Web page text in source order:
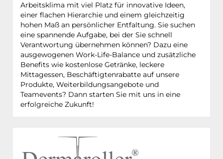
Arbeitsklima mit viel Platz für innovative Ideen,
einer flachen Hierarchie und einem gleichzeitig
hohen Maß an persönlicher Entfaltung. Sie suchen
eine spannende Aufgabe, bei der Sie schnell
Verantwortung übernehmen können? Dazu eine
ausgewogenen Work-Life-Balance und zusätzliche
Benefits wie kostenlose Getränke, leckere
Mittagessen, Beschäftigtenrabatte auf unsere
Produkte, Weiterbildungsangebote und
Teamevents? Dann starten Sie mit uns in eine
erfolgreiche Zukunft!